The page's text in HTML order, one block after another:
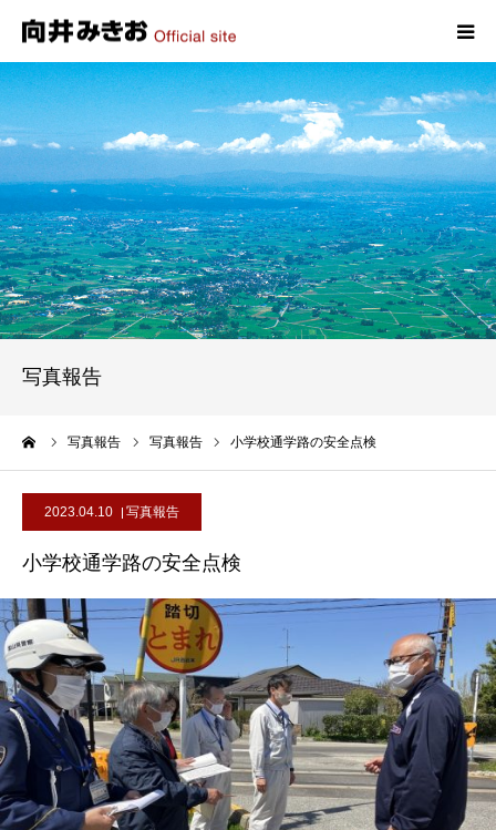
写真報告
写真報告 写真報告 小学校通学路の安全点検
2023.04.10 写真報告
小学校通学路の安全点検
HOME
プロフィール
政策
活動報告